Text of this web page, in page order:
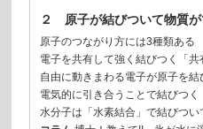
２ 原子が結びついて物質が
原子のつながり方には3種類ある
電子を共有して強く結びつく「共
自由に動きまわる電子が原子を結
電気的に引き合うことで結びつく
水分子は「水素結合」で結びつい